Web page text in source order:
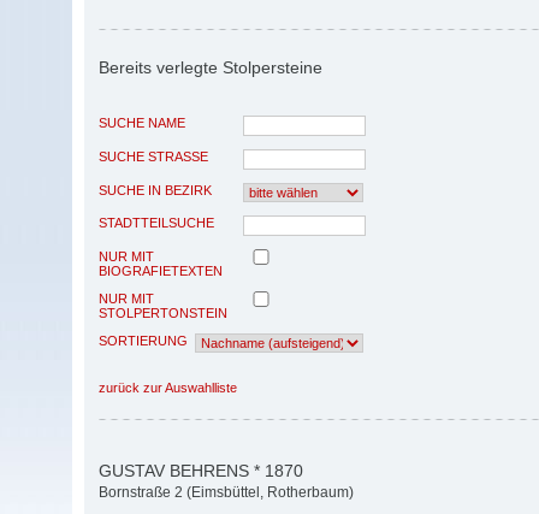
Bereits verlegte Stolpersteine
SUCHE NAME
SUCHE STRASSE
SUCHE IN BEZIRK
STADTTEILSUCHE
NUR MIT
BIOGRAFIETEXTEN
NUR MIT
STOLPERTONSTEIN
SORTIERUNG
zurück zur Auswahlliste
GUSTAV BEHRENS * 1870
Bornstraße 2 (Eimsbüttel, Rotherbaum)